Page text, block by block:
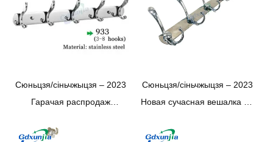
адной дзверы
нержавеючай сталі
Сюньцзя/сіньчжыцзя – 2023
Гарачая распродаж
201 Вешалка для ручнікоў,
Сюньцзя/сіньчжыцзя – 2023
Новая сучасная вешалка на
нержавеючай сталі, просты